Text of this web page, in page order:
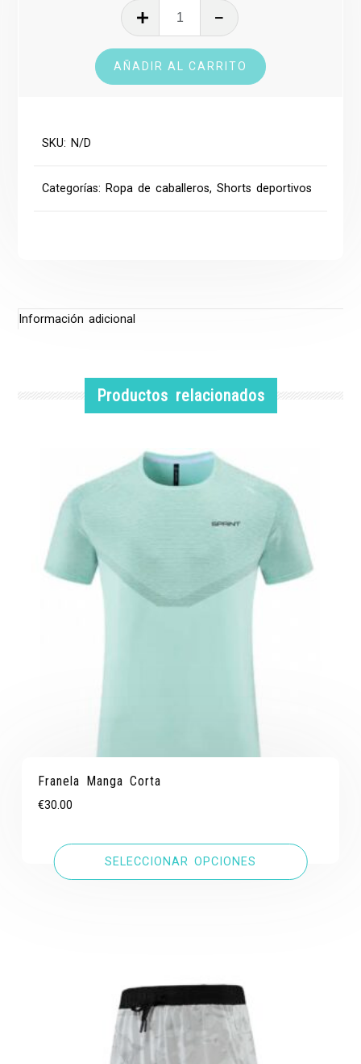
deportivo
cantidad
AÑADIR AL CARRITO
SKU: N/D
Categorías: Ropa de caballeros,Shorts deportivos
Información adicional
Productos relacionados
Franela Manga Corta
€30.00
SELECCIONAR OPCIONES